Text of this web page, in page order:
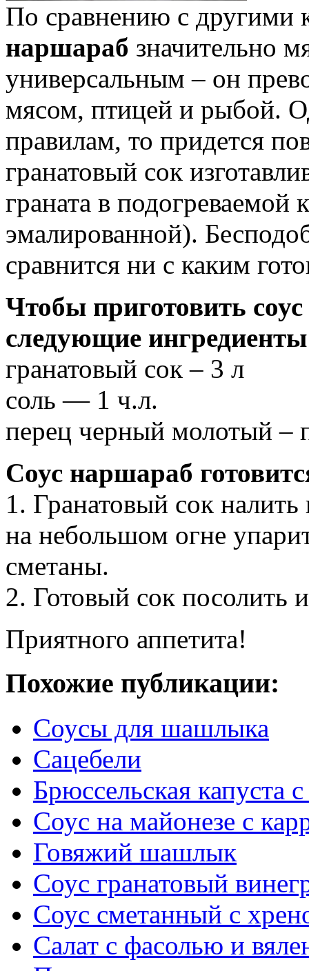
По сравнению с другими
наршараб значительно
универсальным – он
мясом, птицей и рыбой.
правилам, то придется
гранатовый сок
граната в подогреваемой
эмалированной).
сравнится ни с каким
Чтобы приготовить
следующие
гранатовый сок – 3 л
соль — 1 ч.л.
перец черный молотый –
Соус наршараб
1. Гранатовый сок
на небольшом огне
сметаны.
2. Готовый сок посолить
Приятного аппетита!
Похожие публикации:
Соусы для шашлыка
Сацебели
Брюссельская капуста
Соус на майонезе с
Говяжий шашлык
Соус гранатовый
Соус сметанный с
Салат с фасолью и